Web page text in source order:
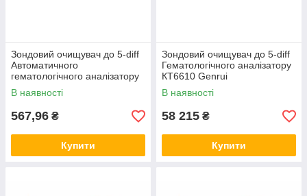
Зондовий очищувач до 5-diff
Автоматичного
гематологічного аналізатору
КТ8000 Genrui
В наявності
567,96 ₴
Купити
Зондовий очищувач до 5-diff
Гематологічного аналізатору
КТ6610 Genrui
В наявності
58 215 ₴
Купити